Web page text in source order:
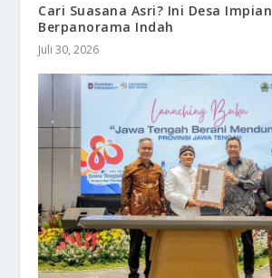
Cari Suasana Asri? Ini Desa Impian
Berpanorama Indah
Juli 30, 2026